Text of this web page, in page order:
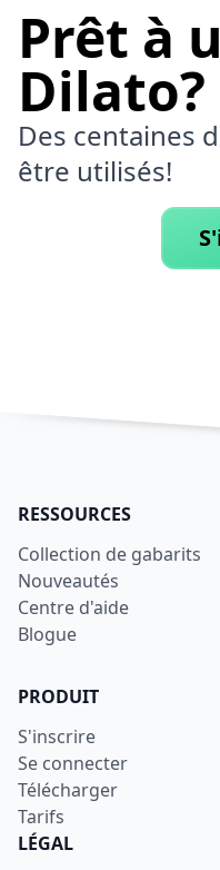
Prêt à
Dilato?
Des centaines
être utilisés!
RESSOURCES
Collection de gabarits
Nouveautés
Centre d'aide
Blogue
PRODUIT
S'inscrire
Se connecter
Télécharger
Tarifs
LÉGAL